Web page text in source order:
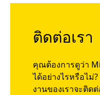
ติดต่อเรา
คุณต้องการดูว่า
ได้อย่างไรหรือไม่
งานของเราจะติด